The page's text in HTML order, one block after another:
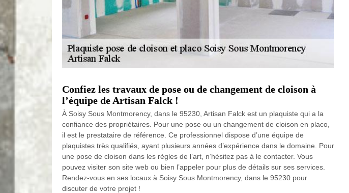
Confiez les travaux de pose ou de changement de cloison à
l’équipe de Artisan Falck !
À Soisy Sous Montmorency, dans le 95230, Artisan Falck est un plaquiste qui a la
confiance des propriétaires. Pour une pose ou un changement de cloison en placo,
il est le prestataire de référence. Ce professionnel dispose d’une équipe de
plaquistes très qualifiés, ayant plusieurs années d’expérience dans le domaine. Pour
une pose de cloison dans les règles de l’art, n’hésitez pas à le contacter. Vous
pouvez visiter son site web ou bien l’appeler pour plus de détails sur ses services.
Rendez-vous en ses locaux à Soisy Sous Montmorency, dans le 95230 pour
discuter de votre projet !